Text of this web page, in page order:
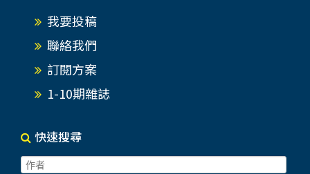
我要投稿
聯絡我們
訂閱方案
1-10期雜誌
快速搜尋